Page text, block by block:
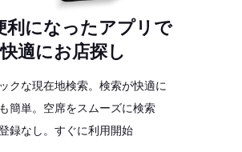
利になったアプリで
快適にお店探し
クな現在地検索。検索が快適に
簡単。空席をスムーズに検索
録なし。すぐに利用開始